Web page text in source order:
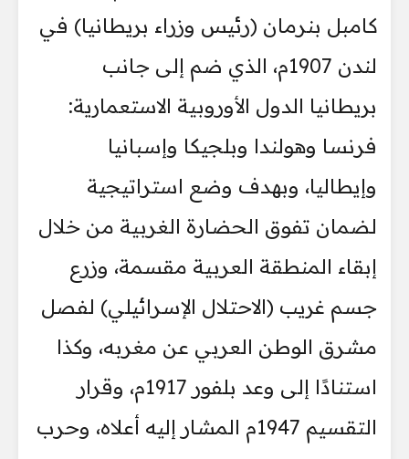
كامبل بنرمان (رئيس وزراء بريطانيا) في
لندن 1907م، الذي ضم إلى جانب
بريطانيا الدول الأوروبية الاستعمارية:
فرنسا وهولندا وبلجيكا وإسبانيا
وإيطاليا، وبهدف وضع استراتيجية
لضمان تفوق الحضارة الغربية من خلال
إبقاء المنطقة العربية مقسمة، وزرع
جسم غريب (الاحتلال الإسرائيلي) لفصل
مشرق الوطن العربي عن مغربه، وكذا
استنادًا إلى وعد بلفور 1917م، وقرار
التقسيم 1947م المشار إليه أعلاه، وحرب